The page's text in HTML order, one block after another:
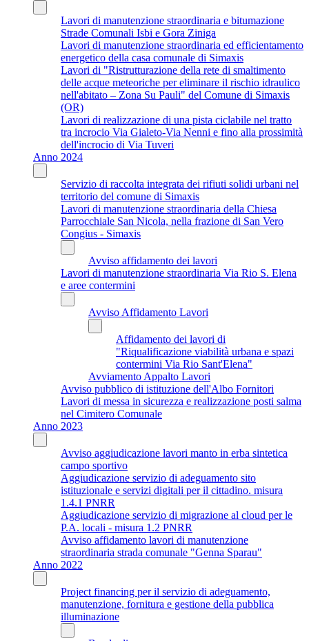
Lavori di manutenzione straordinaria e bitumazione
Strade Comunali Isbi e Gora Ziniga
Lavori di manutenzione straordinaria ed efficientamento
energetico della casa comunale di Simaxis
Lavori di "Ristrutturazione della rete di smaltimento
delle acque meteoriche per eliminare il rischio idraulico
nell'abitato – Zona Su Pauli" del Comune di Simaxis
(OR)
Lavori di realizzazione di una pista ciclabile nel tratto
tra incrocio Via Gialeto-Via Nenni e fino alla prossimità
dell'incrocio di Via Tuveri
Anno 2024
Servizio di raccolta integrata dei rifiuti solidi urbani nel
territorio del comune di Simaxis
Lavori di manutenzione straordinaria della Chiesa
Parrocchiale San Nicola, nella frazione di San Vero
Congius - Simaxis
Avviso affidamento dei lavori
Lavori di manutenzione straordinaria Via Rio S. Elena
e aree contermini
Avviso Affidamento Lavori
Affidamento dei lavori di
"Riqualificazione viabilità urbana e spazi
contermini Via Rio Sant'Elena"
Avviamento Appalto Lavori
Avviso pubblico di istituzione dell'Albo Fornitori
Lavori di messa in sicurezza e realizzazione posti salma
nel Cimitero Comunale
Anno 2023
Avviso aggiudicazione lavori manto in erba sintetica
campo sportivo
Aggiudicazione servizio di adeguamento sito
istituzionale e servizi digitali per il cittadino. misura
1.4.1 PNRR
Aggiudicazione servizio di migrazione al cloud per le
P.A. locali - misura 1.2 PNRR
Avviso affidamento lavori di manutenzione
straordinaria strada comunale "Genna Sparau"
Anno 2022
Project financing per il servizio di adeguamento,
manutenzione, fornitura e gestione della pubblica
illuminazione